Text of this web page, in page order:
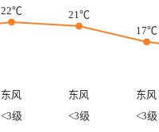
22℃
21℃
17℃
东风 东风
东风
<3级 <3级 <3级